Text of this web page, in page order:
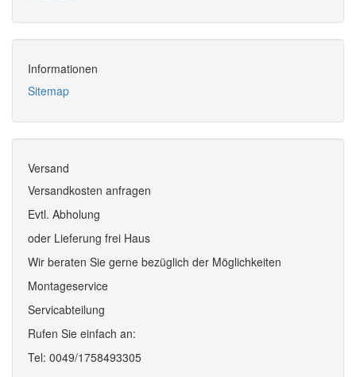
Informationen
Sitemap
Versand
Versandkosten anfragen
Evtl. Abholung
oder Lieferung frei Haus
Wir beraten Sie gerne bezüglich der Möglichkeiten
Montageservice
Servicabteilung
Rufen Sie einfach an:
Tel: 0049/1758493305